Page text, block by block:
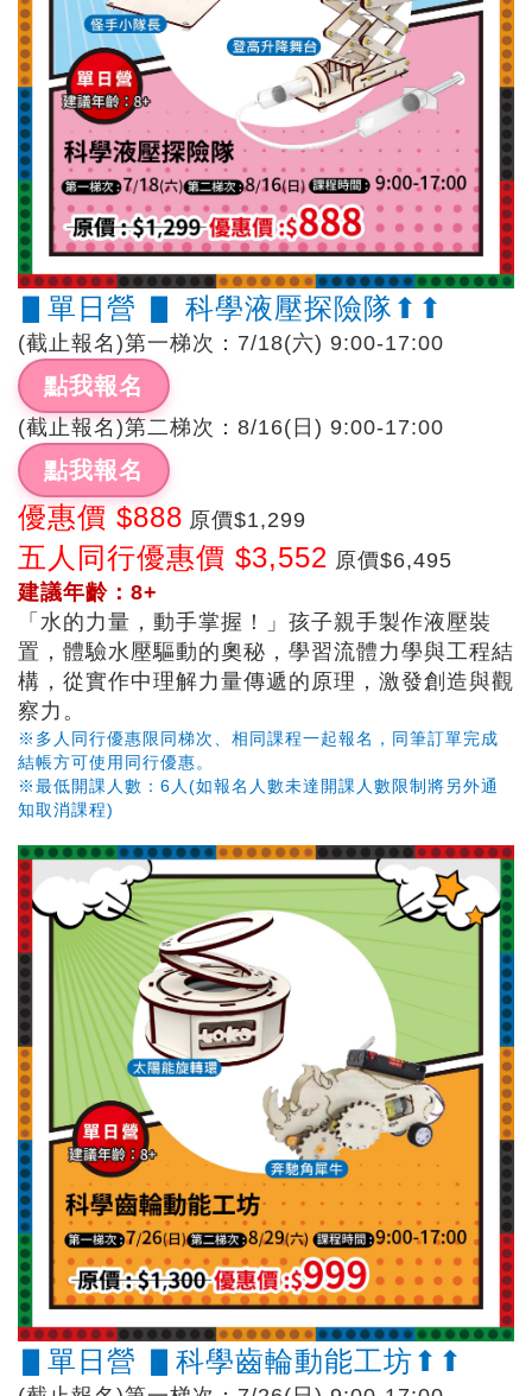
▋單日營 ▋ 科學液壓探險隊⬆︎⬆︎
(截止報名)第一梯次：7/18(六) 9:00-17:00
點我報名
(截止報名)第二梯次：8/16(日) 9:00-17:00
點我報名
優惠價 $888 原價$1,299
五人同行優惠價 $3,552 原價$6,495
建議年齡：8+
「水的力量，動手掌握！」孩子親手製作液壓裝
置，體驗水壓驅動的奧秘，學習流體力學與工程結
構，從實作中理解力量傳遞的原理，激發創造與觀
察力。
※多人同行優惠限同梯次、相同課程一起報名，同筆訂單完成
結帳方可使用同行優惠。
※最低開課人數：6人(如報名人數未達開課人數限制將另外通
知取消課程)
▋單日營 ▋科學齒輪動能工坊⬆︎⬆︎